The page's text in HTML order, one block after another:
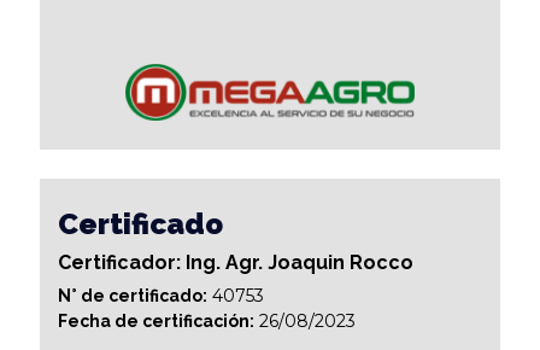
Certificado
Certificador: Ing. Agr. Joaquin Rocco
N° de certificado: 40753
Fecha de certificación: 26/08/2023